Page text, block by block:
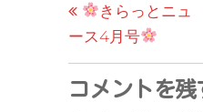
きらっとニュ
ース4月号
コメントを残